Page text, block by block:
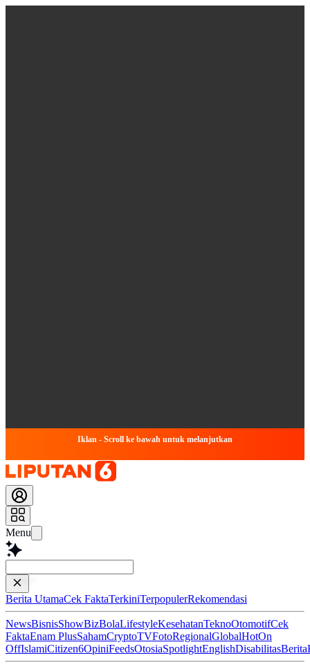
Iklan - Scroll ke bawah untuk melanjutkan
Menu
Baca lebih ce
Berita UtamaCek FaktaTerkiniTerpopulerRekomendasi
NewsBisnisShowBizBolaLifestyleKesehatanTeknoOtomotifCek
FaktaEnam PlusSahamCryptoTVFotoRegionalGlobalHotOn
OffIslamiCitizen6OpiniFeedsOtosiaSpotlightEnglishDisabilitasBerita